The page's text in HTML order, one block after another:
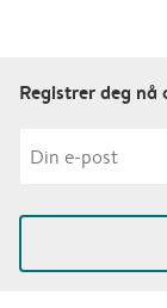
Registrer deg